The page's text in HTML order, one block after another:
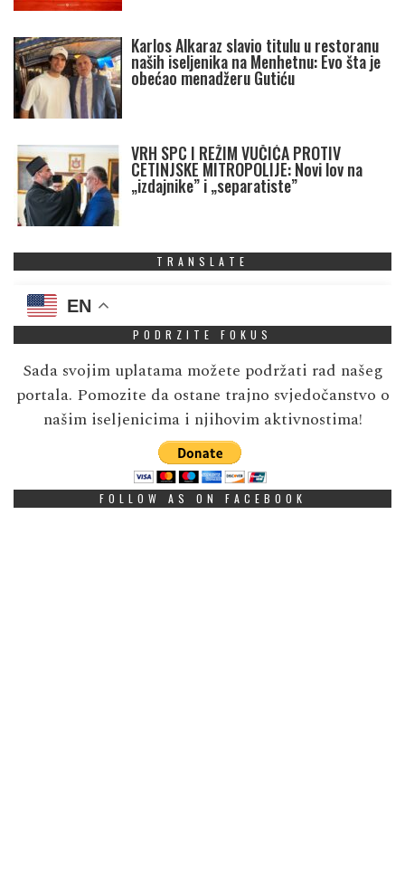
Karlos Alkaraz slavio titulu u restoranu
naših iseljenika na Menhetnu: Evo šta je
obećao menadžeru Gutiću
VRH SPC I REŽIM VUČIĆA PROTIV
CETINJSKE MITROPOLIJE: Novi lov na
„izdajnike” i „separatiste”
TRANSLATE
EN
PODRZITE FOKUS
Sada svojim uplatama možete podržati rad našeg
portala. Pomozite da ostane trajno svjedočanstvo o
našim iseljenicima i njihovim aktivnostima!
FOLLOW AS ON FACEBOOK